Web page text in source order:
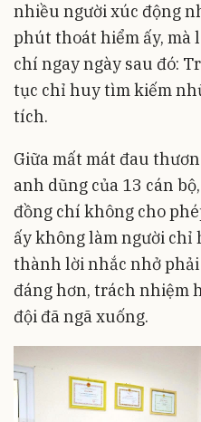
nhiều người xúc động
phút thoát hiểm ấy, mà
chí ngay ngày sau đó:
tục chỉ huy tìm kiếm
tích.
Giữa mất mát đau
anh dũng của 13 cán
đồng chí không cho
ấy không làm người chỉ
thành lời nhắc nhở
đáng hơn, trách nhiệm
đội đã ngã xuống.